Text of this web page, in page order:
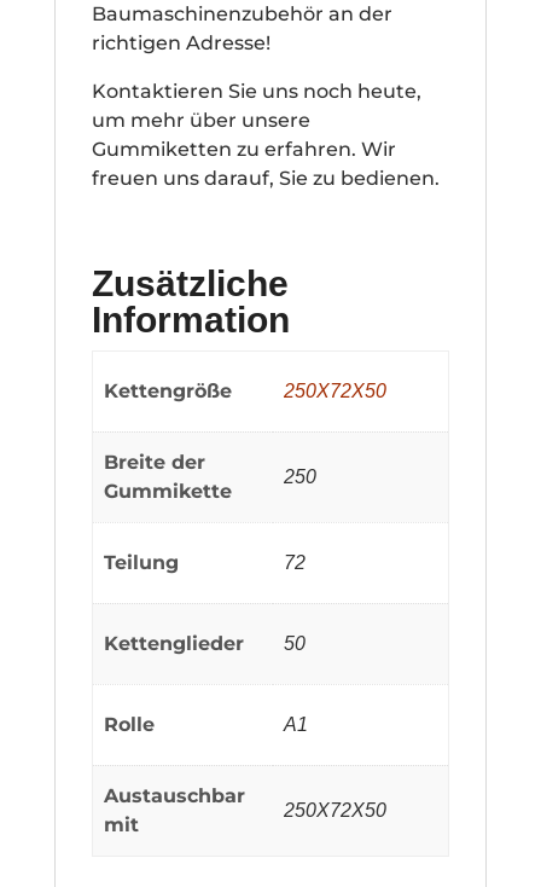
Baumaschinenzubehör an der
richtigen Adresse!
Kontaktieren Sie uns noch heute,
um mehr über unsere
Gummiketten zu erfahren. Wir
freuen uns darauf, Sie zu bedienen.
Zusätzliche
Information
Kettengröße 250X72X50
Breite der
Gummikette
250
Teilung 72
Kettenglieder 50
Rolle A1
Austauschbar
mit
250X72X50